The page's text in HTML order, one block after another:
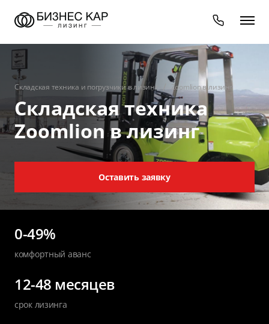
Складская техника и погрузчики в лизинг Zoomlion в лизинг
Складская техника
Zoomlion в лизинг
Оставить заявку
0-49%
комфортный аванс
12-48 месяцев
срок лизинга